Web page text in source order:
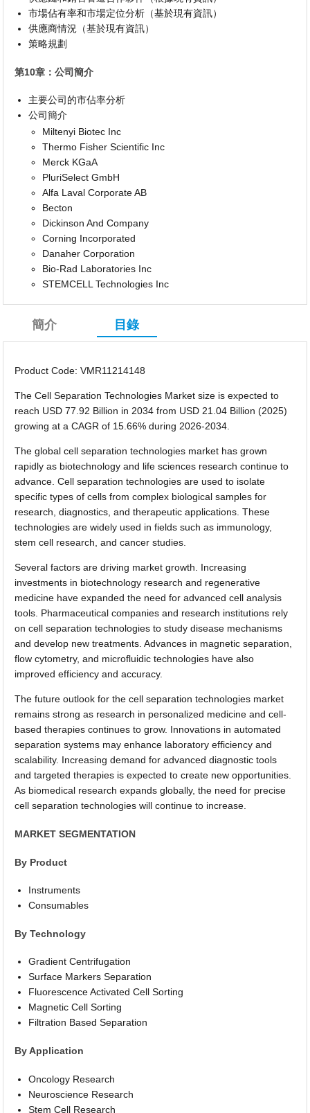
市場佔有率和市場定位分析（基於現有資訊）
供應商情況（基於現有資訊）
策略規劃
第10章：公司簡介
主要公司的市佔率分析
公司簡介
Miltenyi Biotec Inc
Thermo Fisher Scientific Inc
Merck KGaA
PluriSelect GmbH
Alfa Laval Corporate AB
Becton
Dickinson And Company
Corning Incorporated
Danaher Corporation
Bio-Rad Laboratories Inc
STEMCELL Technologies Inc
簡介 目錄
Product Code: VMR11214148
The Cell Separation Technologies Market size is expected to
reach USD 77.92 Billion in 2034 from USD 21.04 Billion (2025)
growing at a CAGR of 15.66% during 2026-2034.
The global cell separation technologies market has grown
rapidly as biotechnology and life sciences research continue to
advance. Cell separation technologies are used to isolate
specific types of cells from complex biological samples for
research, diagnostics, and therapeutic applications. These
technologies are widely used in fields such as immunology,
stem cell research, and cancer studies.
Several factors are driving market growth. Increasing
investments in biotechnology research and regenerative
medicine have expanded the need for advanced cell analysis
tools. Pharmaceutical companies and research institutions rely
on cell separation technologies to study disease mechanisms
and develop new treatments. Advances in magnetic separation,
flow cytometry, and microfluidic technologies have also
improved efficiency and accuracy.
The future outlook for the cell separation technologies market
remains strong as research in personalized medicine and cell-
based therapies continues to grow. Innovations in automated
separation systems may enhance laboratory efficiency and
scalability. Increasing demand for advanced diagnostic tools
and targeted therapies is expected to create new opportunities.
As biomedical research expands globally, the need for precise
cell separation technologies will continue to increase.
MARKET SEGMENTATION
By Product
Instruments
Consumables
By Technology
Gradient Centrifugation
Surface Markers Separation
Fluorescence Activated Cell Sorting
Magnetic Cell Sorting
Filtration Based Separation
By Application
Oncology Research
Neuroscience Research
Stem Cell Research